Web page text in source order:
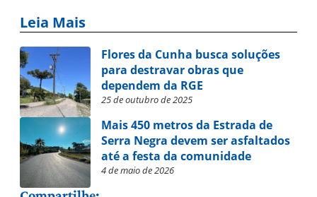
Leia Mais
Flores da Cunha busca soluções
para destravar obras que
dependem da RGE
25 de outubro de 2025
Mais 450 metros da Estrada de
Serra Negra devem ser asfaltados
até a festa da comunidade
4 de maio de 2026